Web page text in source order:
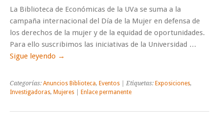
La Biblioteca de Económicas de la UVa se suma a la
campaña internacional del Día de la Mujer en defensa de
los derechos de la mujer y de la equidad de oportunidades.
Para ello suscribimos las iniciativas de la Universidad …
Sigue leyendo →
Categorías: Anuncios Biblioteca, Eventos | Etiquetas: Exposiciones,
Investigadoras, Mujeres Enlace permanente